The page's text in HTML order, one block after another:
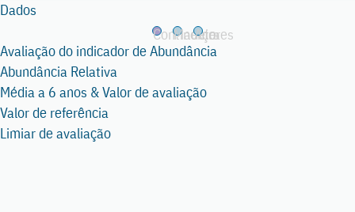
Dados
Continente
Madeira
Açores
Continente
Avaliação do indicador de Abundância
Abundância Relativa
Média a 6 anos & Valor de avaliação
Valor de referência
Limiar de avaliação